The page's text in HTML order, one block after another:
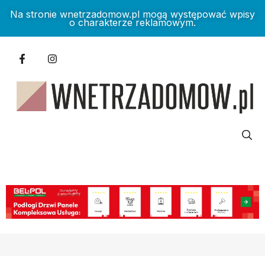
Na stronie wnetrzadomow.pl mogą występować wpisy
o charakterze reklamowym.